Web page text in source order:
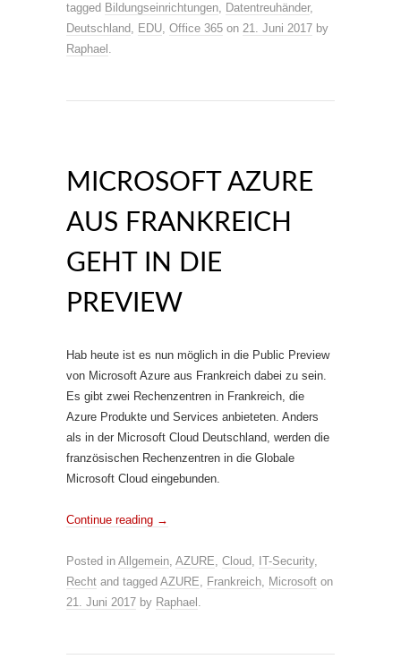
tagged Bildungseinrichtungen, Datentreuhänder,
Deutschland, EDU, Office 365 on 21. Juni 2017 by
Raphael .
MICROSOFT AZURE
AUS FRANKREICH
GEHT IN DIE
PREVIEW
Hab heute ist es nun möglich in die Public Preview
von Microsoft Azure aus Frankreich dabei zu sein.
Es gibt zwei Rechenzentren in Frankreich, die
Azure Produkte und Services anbieteten. Anders
als in der Microsoft Cloud Deutschland, werden die
französischen Rechenzentren in die Globale
Microsoft Cloud eingebunden.
Continue reading →
Posted in Allgemein, AZURE, Cloud, IT-Security,
Recht and tagged AZURE, Frankreich, Microsoft on
21. Juni 2017 by Raphael .